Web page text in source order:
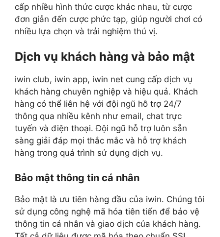
cấp nhiều hình thức cược khác nhau, từ cược
đơn giản đến cược phức tạp, giúp người chơi có
nhiều lựa chọn và trải nghiệm thú vị.
Dịch vụ khách hàng và bảo mật
iwin club, iwin app, iwin net cung cấp dịch vụ
khách hàng chuyên nghiệp và hiệu quả. Khách
hàng có thể liên hệ với đội ngũ hỗ trợ 24/7
thông qua nhiều kênh như email, chat trực
tuyến và điện thoại. Đội ngũ hỗ trợ luôn sẵn
sàng giải đáp mọi thắc mắc và hỗ trợ khách
hàng trong quá trình sử dụng dịch vụ.
Bảo mật thông tin cá nhân
Bảo mật là ưu tiên hàng đầu của iwin. Chúng tôi
sử dụng công nghệ mã hóa tiên tiến để bảo vệ
thông tin cá nhân và giao dịch của khách hàng.